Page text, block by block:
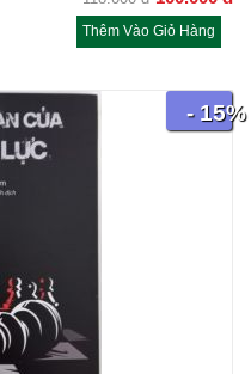
Thêm Vào Giỏ Hàng
- 15%